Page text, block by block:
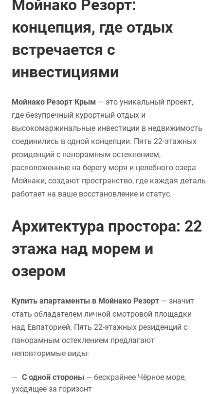
Мойнако Резорт:
концепция, где отдых
встречается с
инвестициями
Мойнако Резорт Крым — это уникальный проект,
где безупречный курортный отдых и
высокомаржинальные инвестиции в недвижимость
соединились в одной концепции. Пять 22-этажных
резиденций с панорамным остеклением,
расположенные на берегу моря и целебного озера
Мойнаки, создают пространство, где каждая деталь
работает на ваше восстановление и статус.
Архитектура простора: 22
этажа над морем и
озером
Купить апартаменты в Мойнако Резорт — значит
стать обладателем личной смотровой площадки
над Евпаторией. Пять 22-этажных резиденций с
панорамным остеклением предлагают
неповторимые виды:
С одной стороны — бескрайнее Чёрное море,
уходящее за горизонт